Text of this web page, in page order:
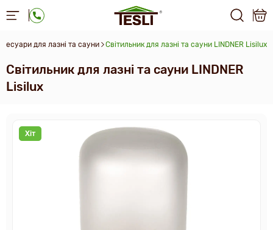
для лазні та сауни Світильник для лазні та сауни LINDNER Lisilux
Світильник для лазні та сауни LINDNER
Lisilux
Хіт